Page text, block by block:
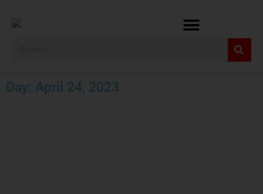
Day: April 24, 2023